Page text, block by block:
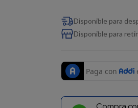
Disponible para
Disponible para